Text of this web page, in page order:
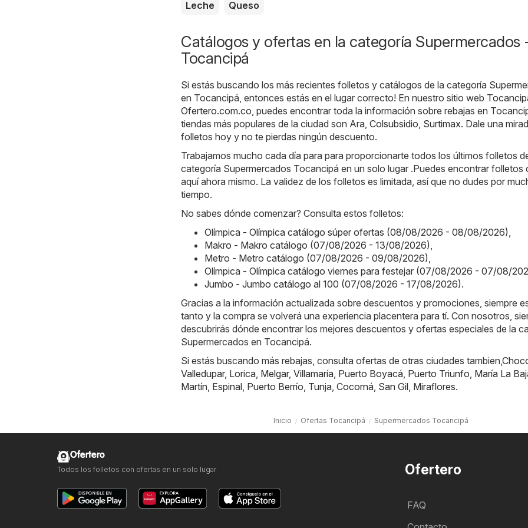
Leche Queso
Catálogos y ofertas en la categoría Supermercados
Tocancipá
Si estás buscando los más recientes folletos y catálogos de la categoría
en Tocancipá, entonces estás en el lugar correcto! En nuestro sitio web
Ofertero.com.co , puedes encontrar toda la información sobre rebajas en
tiendas más populares de la ciudad son Ara Colsubsidio Surtimax. Dale una
folletos hoy y no te pierdas ningún descuento.
Trabajamos mucho cada día para para proporcionarte todos los últimos folletos
categoría Supermercados Tocancipá en un solo lugar .Puedes encontrar folletos
aquí ahora mismo. La validez de los folletos es limitada, así que no dudes por
tiempo.
No sabes dónde comenzar? Consulta estos folletos:
Olímpica - Olímpica catálogo súper ofertas (08/08/2026 - 08/08/2026)
Makro - Makro catálogo (07/08/2026 - 13/08/2026)
Metro - Metro catálogo (07/08/2026 - 09/08/2026)
Olímpica - Olímpica catálogo viernes para festejar (07/08/2026 - 07/08/
Jumbo - Jumbo catálogo al 100 (07/08/2026 - 17/08/2026).
Gracias a la información actualizada sobre descuentos y promociones, siempre
tanto y la compra se volverá una experiencia placentera para tí. Con nosotros,
descubrirás dónde encontrar los mejores descuentos y ofertas especiales de la
Supermercados en Tocancipá.
Si estás buscando más rebajas, consulta ofertas de otras ciudades tambien,
Valledupar, Lorica Melgar, Villamaría Puerto Boyacá Puerto Triunfo María La
Martín Espinal Puerto Berrío Tunja Cocorná San Gil Miraflores.
Inicio Ofertas Tocancipá Supermercados Tocancipá
Ofertero
FAQ
Ofertero
Todos los folletos con ofertas en un solo lugar